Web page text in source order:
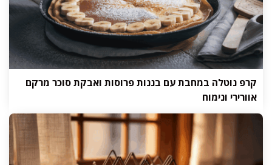
קרפ נוטלה במחבת עם בננות פרוסות ואבקת סוכר מרקם
אוורירי ונימוח